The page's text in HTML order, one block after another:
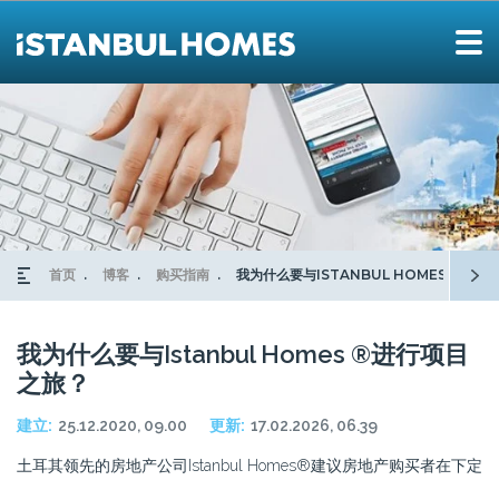
首页 博客 购买指南 我为什么要与ISTANBUL HOMES ®进行
我为什么要与Istanbul Homes ®进行项目
之旅？
建立: 25.12.2020, 09.00 更新: 17.02.2026, 06.39
土耳其领先的房地产公司Istanbul Homes®建议房地产购买者在下定